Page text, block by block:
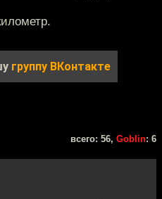
группу ВКонтакте
всего: 56, Goblin: 6